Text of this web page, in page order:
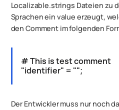
Localizable.strings Dateien zu
Sprachen ein value erzeugt,
den Comment im folgenden
# This is test comment
"identifier" = "";
Der Entwickler muss nur noch